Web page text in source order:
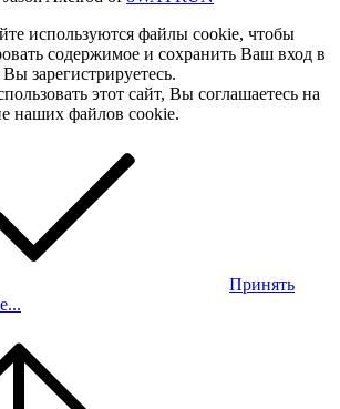
используются файлы cookie, чтобы
содержимое и сохранить Ваш вход в
зарегистрируетесь.
этот сайт, Вы соглашаетесь на
наших файлов cookie.
Принять